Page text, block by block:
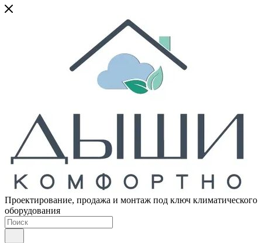
Проектирование, продажа и монтаж под ключ климатического
оборудования